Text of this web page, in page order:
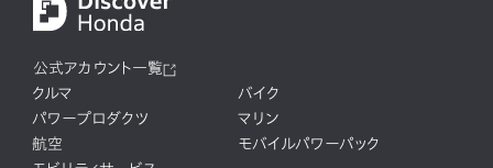
公式アカウント一覧
クルマ
バイク
パワープロダクツ
マリン
航空
モバイルパワーパック